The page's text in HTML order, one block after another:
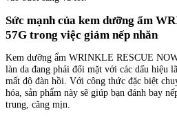
Sức mạnh của kem dưỡng ẩm
57G trong việc giảm nếp nhăn
Kem dưỡng ẩm WRINKLE RESCUE
làn da đang phải đối mặt với các dấu hiệu
mất độ đàn hồi. Với công thức đặc biệt
hóa, sản phẩm này sẽ giúp bạn đánh bay
trung, căng mịn.